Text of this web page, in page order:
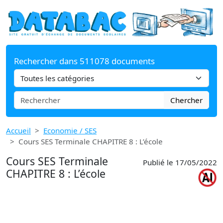
Rechercher dans 511078 documents
Chercher
Accueil
Economie / SES
Cours SES Terminale CHAPITRE 8 : L’école
Cours SES Terminale
CHAPITRE 8 : L’école
Publié le 17/05/2022